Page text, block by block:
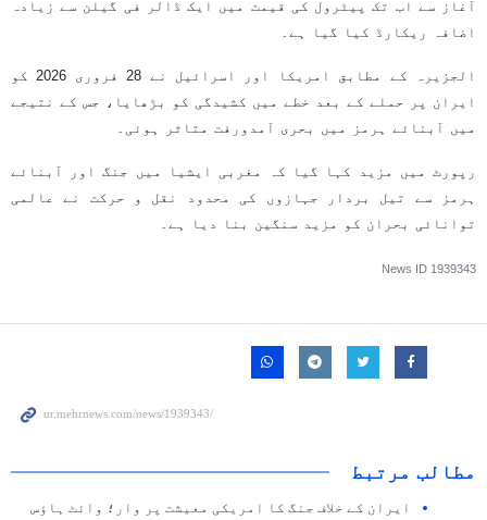
آغاز سے اب تک پیٹرول کی قیمت میں ایک ڈالر فی گیلن سے زیادہ
اضافہ ریکارڈ کیا گیا ہے۔
الجزیرہ کے مطابق امریکا اور اسرائیل نے 28 فروری 2026 کو
ایران پر حملے کے بعد خطے میں کشیدگی کو بڑھایا، جس کے نتیجے
میں آبنائے ہرمز میں بحری آمدورفت متاثر ہوئی۔
رپورٹ میں مزید کہا گیا کہ مغربی ایشیا میں جنگ اور آبنائے
ہرمز سے تیل بردار جہازوں کی محدود نقل و حرکت نے عالمی
توانائی بحران کو مزید سنگین بنا دیا ہے۔
News ID 1939343
مطالب مرتبط
ایران کے خلاف جنگ کا امریکی معیشت پر وار؛ وائٹ ہاؤس